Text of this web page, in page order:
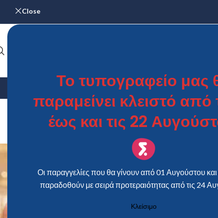
Close
Το τυπογραφείο μας
παραμείνει κλειστό από
έως και τις 22
Οι παραγγελίες που θα γίνουν από 01 Αυγούστου και
παραδοθούν με σειρά προτεραιότητας από τις 24
Κλείσιμο
ΑΡΧΙΚΉ ΓΆΜΟΣ & ΒΆΠΤΙΣΗΗΜΕΡΟΛΌΓΙΑΜΕΝΟΎ –